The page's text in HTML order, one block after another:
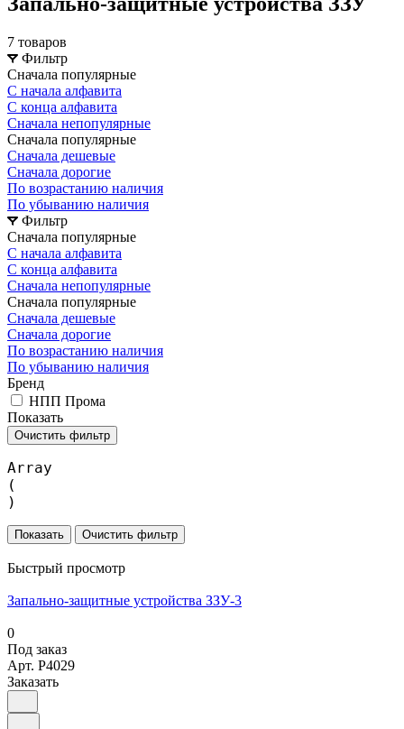
7 товаров
Фильтр
Сначала популярные
С начала алфавита
С конца алфавита
Сначала непопулярные
Сначала популярные
Сначала дешевые
Сначала дорогие
По возрастанию наличия
По убыванию наличия
Фильтр
Сначала популярные
С начала алфавита
С конца алфавита
Сначала непопулярные
Сначала популярные
Сначала дешевые
Сначала дорогие
По возрастанию наличия
По убыванию наличия
Бренд
НПП Прома
Показать
Очистить фильтр
Array
(
Очистить фильтр
Быстрый просмотр
Запально-защитные устройства ЗЗУ-3
0
Под заказ
Арт. P4029
Заказать